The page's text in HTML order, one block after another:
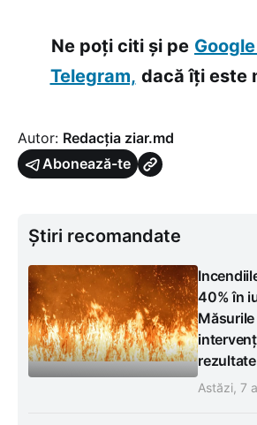
Ne poți citi și pe
Telegram, dacă îți este
Autor: Redacția ziar.md
Abonează-te
Știri recomandate
40% în
rezultate
Astăzi, 7